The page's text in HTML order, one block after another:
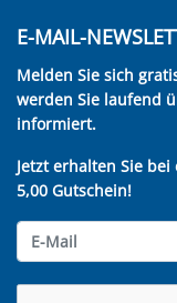
E-MAIL-
Melden Sie sich
werden Sie laufend
informiert.
Jetzt erhalten Sie
5,00 Gutschein!